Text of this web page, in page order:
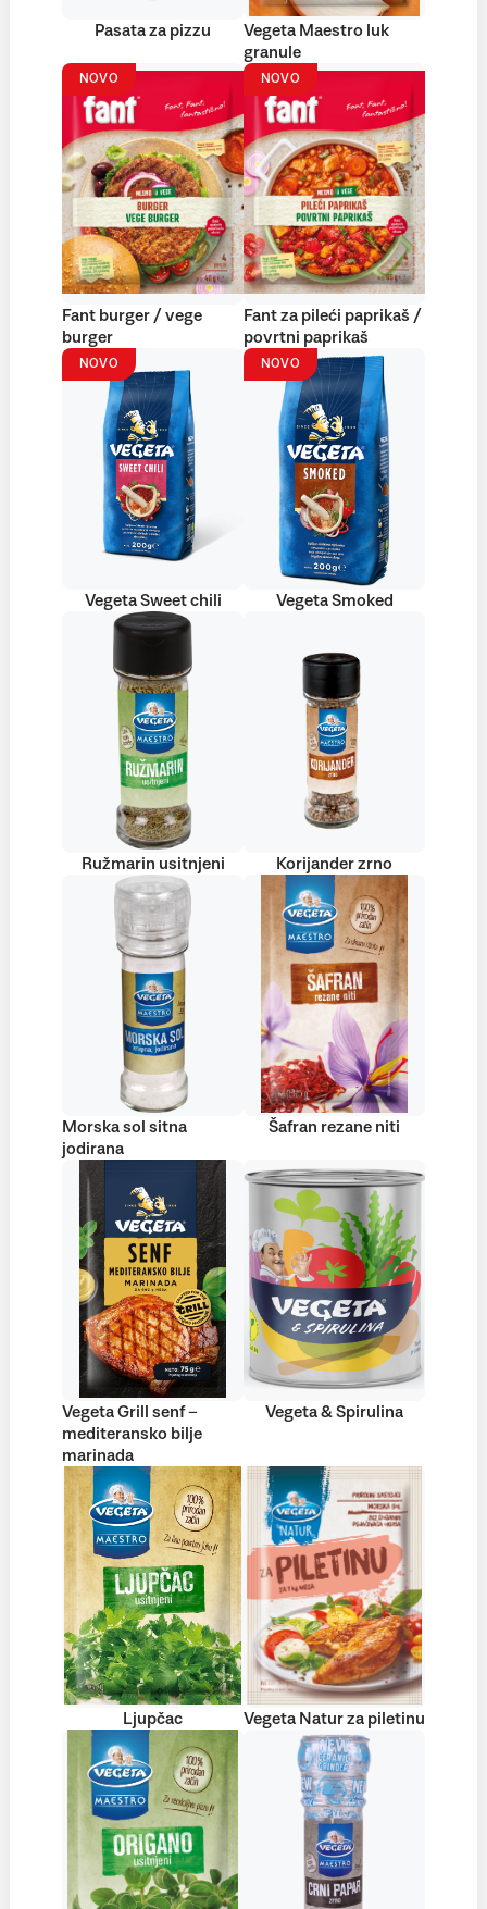
Pasata za pizzu
Vegeta Maestro luk
granule
NOVO
Fant burger / vege
burger
NOVO
Fant za pileći paprikaš /
povrtni paprikaš
NOVO
Vegeta Sweet chili
NOVO
Vegeta Smoked
Ružmarin usitnjeni Korijander zrno
Morska sol sitna
jodirana
Šafran rezane niti
Vegeta Grill senf –
mediteransko bilje
marinada
Vegeta & Spirulina
Ljupčac Vegeta Natur za piletinu